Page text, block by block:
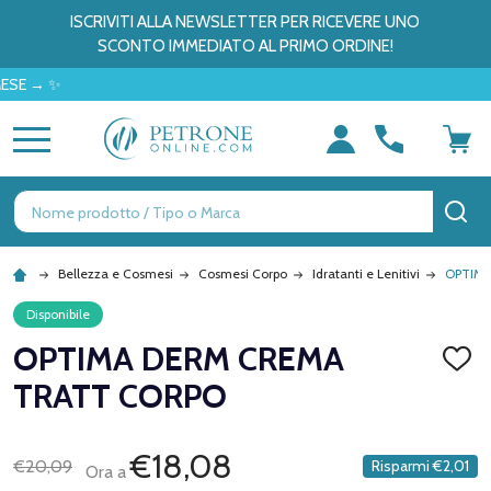
ISCRIVITI ALLA NEWSLETTER PER RICEVERE UNO
SCONTO IMMEDIATO AL PRIMO ORDINE!
Ricerca
Bellezza e Cosmesi Cosmesi Corpo Idratanti e Lenitivi
Disponibile
OPTIMA DERM CREMA
TRATT CORPO
€20,09
Ora a€18,08 Risparmi €2,01